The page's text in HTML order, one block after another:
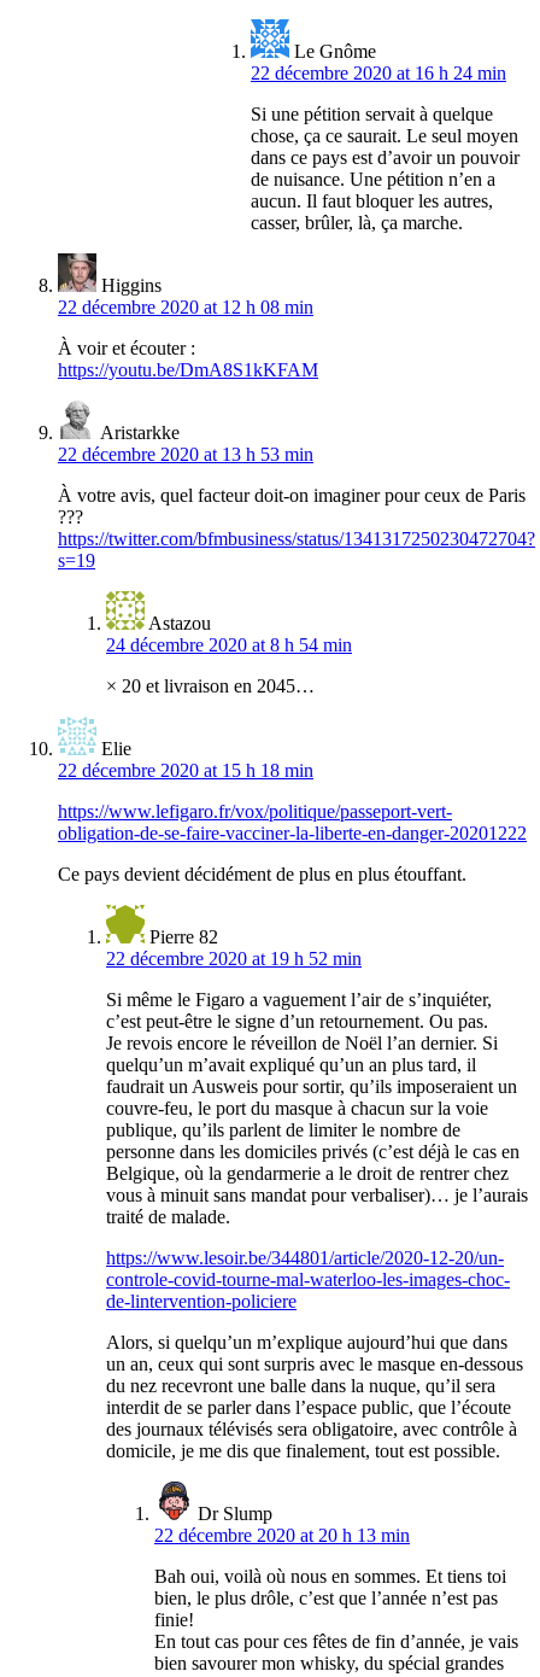
Le Gnôme
22 décembre 2020 at 16 h 24 min
Si une pétition servait à quelque
chose, ça ce saurait. Le seul moyen
dans ce pays est d’avoir un pouvoir
de nuisance. Une pétition n’en a
aucun. Il faut bloquer les autres,
casser, brûler, là, ça marche.
Higgins
22 décembre 2020 at 12 h 08 min
À voir et écouter :
https://youtu.be/DmA8S1kKFAM
Aristarkke
22 décembre 2020 at 13 h 53 min
À votre avis, quel facteur doit-on imaginer pour ceux de Paris
???
https://twitter.com/bfmbusiness/status/1341317250230472704?
s=19
Astazou
24 décembre 2020 at 8 h 54 min
× 20 et livraison en 2045…
Elie
22 décembre 2020 at 15 h 18 min
https://www.lefigaro.fr/vox/politique/passeport-vert-
obligation-de-se-faire-vacciner-la-liberte-en-danger-20201222
Ce pays devient décidément de plus en plus étouffant.
Pierre 82
22 décembre 2020 at 19 h 52 min
Si même le Figaro a vaguement l’air de s’inquiéter,
c’est peut-être le signe d’un retournement. Ou pas.
Je revois encore le réveillon de Noël l’an dernier. Si
quelqu’un m’avait expliqué qu’un an plus tard, il
faudrait un Ausweis pour sortir, qu’ils imposeraient un
couvre-feu, le port du masque à chacun sur la voie
publique, qu’ils parlent de limiter le nombre de
personne dans les domiciles privés (c’est déjà le cas en
Belgique, où la gendarmerie a le droit de rentrer chez
vous à minuit sans mandat pour verbaliser)… je l’aurais
traité de malade.
https://www.lesoir.be/344801/article/2020-12-20/un-
controle-covid-tourne-mal-waterloo-les-images-choc-
de-lintervention-policiere
Alors, si quelqu’un m’explique aujourd’hui que dans
un an, ceux qui sont surpris avec le masque en-dessous
du nez recevront une balle dans la nuque, qu’il sera
interdit de se parler dans l’espace public, que l’écoute
des journaux télévisés sera obligatoire, avec contrôle à
domicile, je me dis que finalement, tout est possible.
Dr Slump
22 décembre 2020 at 20 h 13 min
Bah oui, voilà où nous en sommes. Et tiens toi
bien, le plus drôle, c’est que l’année n’est pas
finie!
En tout cas pour ces fêtes de fin d’année, je vais
bien savourer mon whisky, du spécial grandes